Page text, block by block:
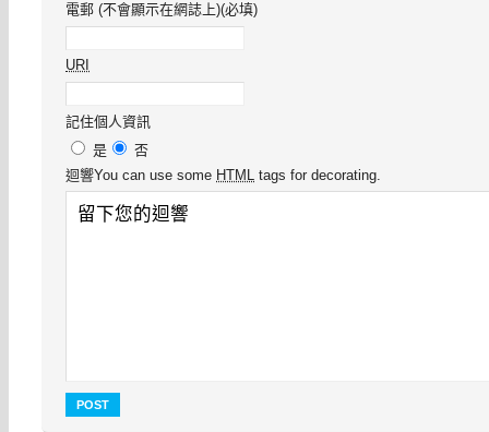
電郵 (不會顯示在網誌上)(必填)
URI
記住個人資訊
是
否
迴響You can use some HTML tags for decorating.